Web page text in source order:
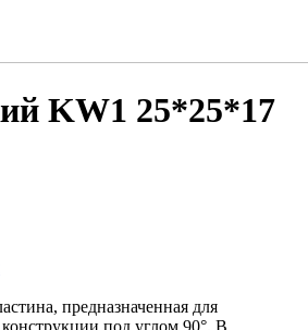
KW1 25*25*17
предназначенная для
под углом 90°. В